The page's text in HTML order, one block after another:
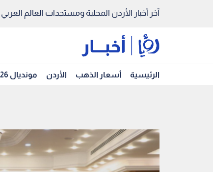
آخر أخبار الأردن المحلية ومستجدات العالم العربي
الرئيسية أسعار الذهب الأردن مونديال 2026